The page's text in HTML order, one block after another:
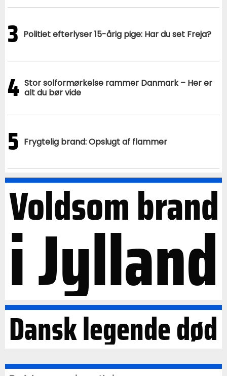
3 Politiet efterlyser 15-årig pige: Har du set Freja?
4 Stor solformørkelse rammer Danmark – Her er
alt du bør vide
5 Frygtelig brand: Opslugt af flammer
Voldsom brand
i Jylland
Dansk legende død